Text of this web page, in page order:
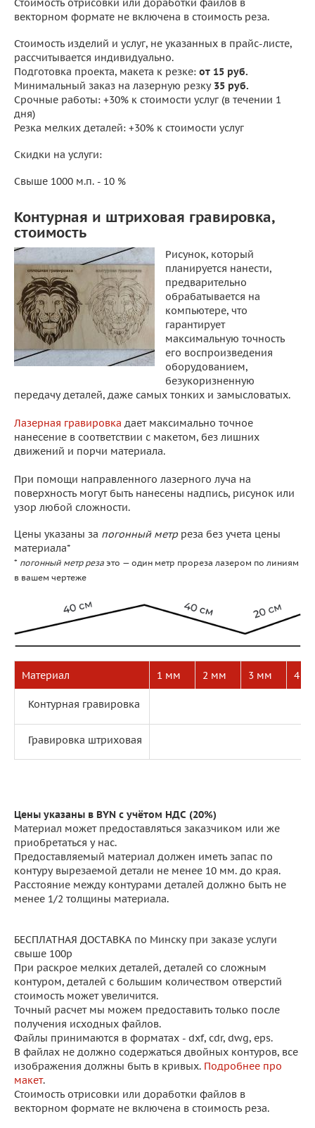
Стоимость отрисовки или доработки файлов в
векторном формате не включена в стоимость реза.
Стоимость изделий и услуг, не указанных в прайс-листе,
рассчитывается индивидуально.
Подготовка проекта, макета к резке: от 15 руб.
Минимальный заказ на лазерную резку 35 руб.
Срочные работы: +30% к стоимости услуг (в течении 1
дня)
Резка мелких деталей: +30% к стоимости услуг
Скидки на услуги:
Свыше 1000 м.п. - 10 %
Контурная и штриховая гравировка,
стоимость
Рисунок, который
планируется нанести,
предварительно
обрабатывается на
компьютере, что
гарантирует
максимальную точность
его воспроизведения
оборудованием,
безукоризненную
передачу деталей, даже самых тонких и замысловатых.
Лазерная гравировка дает максимально точное
нанесение в соответствии с макетом, без лишних
движений и порчи материала.
При помощи направленного лазерного луча на
поверхность могут быть нанесены надпись, рисунок или
узор любой сложности.
Цены указаны за погонный метрреза без учета цены
материала*
* погонный метр реза это — один метр прореза лазером по линиям
в вашем чертеже
Материал 1 мм 2 мм 3 мм 4
Контурная гравировка
Гравировка штриховая
Цены указаны в BYN с учётом НДС (20%)
Материал может предоставляться заказчиком или же
приобретаться у нас.
Предоставляемый материал должен иметь запас по
контуру вырезаемой детали не менее 10 мм. до края.
Расстояние между контурами деталей должно быть не
менее 1/2 толщины материала.
БЕСПЛАТНАЯ ДОСТАВКА по Минску при заказе услуги
свыше 100р
При раскрое мелких деталей, деталей со сложным
контуром, деталей с большим количеством отверстий
стоимость может увеличится.
Точный расчет мы можем предоставить только после
получения исходных файлов.
Файлы принимаются в форматах - dxf, cdr, dwg, eps.
В файлах не должно содержаться двойных контуров, все
изображения должны быть в кривых. Подробнее про
макет.
Стоимость отрисовки или доработки файлов в
векторном формате не включена в стоимость реза.